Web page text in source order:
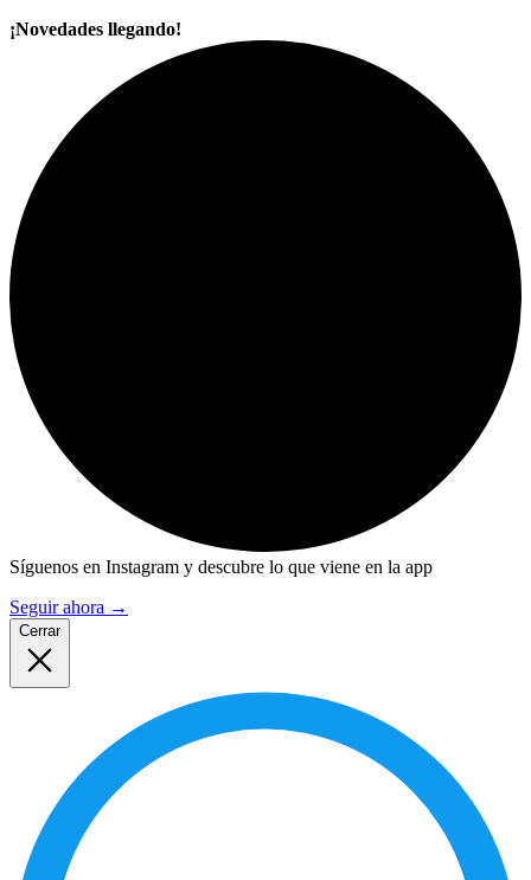
¡Novedades llegando!
Síguenos en Instagram y descubre lo que viene en la app
Seguir ahora →
Cerrar